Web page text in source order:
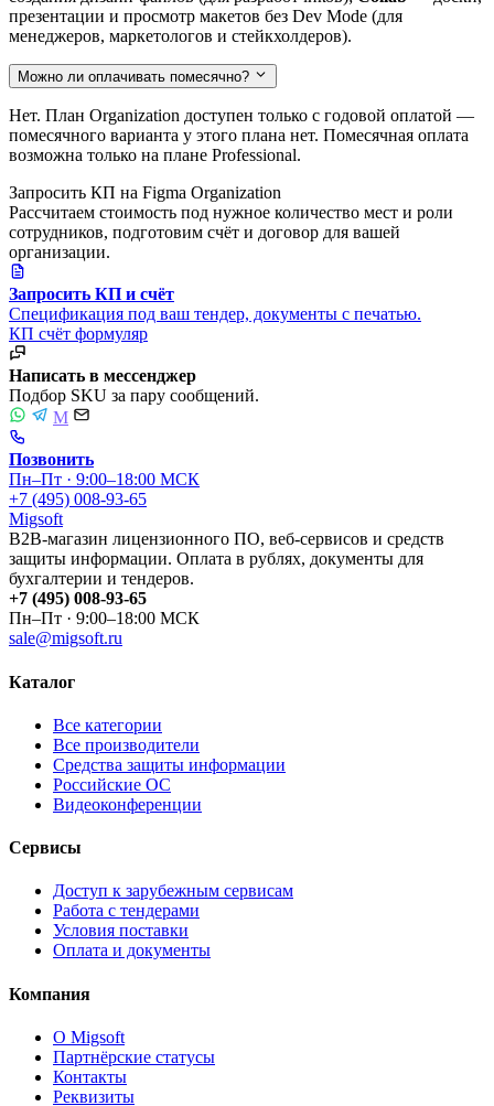
презентации и просмотр макетов без Dev Mode (для
менеджеров, маркетологов и стейкхолдеров).
Можно ли оплачивать помесячно?
Нет. План Organization доступен только с годовой оплатой —
помесячного варианта у этого плана нет. Помесячная оплата
возможна только на плане Professional.
Запросить КП на Figma Organization
Рассчитаем стоимость под нужное количество мест и роли
сотрудников, подготовим счёт и договор для вашей
организации.
Запросить КП и счёт
Спецификация под ваш тендер, документы с печатью.
КП счёт формуляр
Написать в мессенджер
Подбор SKU за пару сообщений.
M
Позвонить
Пн–Пт · 9:00–18:00 МСК
+7 (495) 008-93-65
Migsoft
B2B-магазин лицензионного ПО, веб-сервисов и средств
защиты информации. Оплата в рублях, документы для
бухгалтерии и тендеров.
+7 (495) 008-93-65
Пн–Пт · 9:00–18:00 МСК
sale@migsoft.ru
Каталог
Все категории
Все производители
Средства защиты информации
Российские ОС
Видеоконференции
Сервисы
Доступ к зарубежным сервисам
Работа с тендерами
Условия поставки
Оплата и документы
Компания
О Migsoft
Партнёрские статусы
Контакты
Реквизиты